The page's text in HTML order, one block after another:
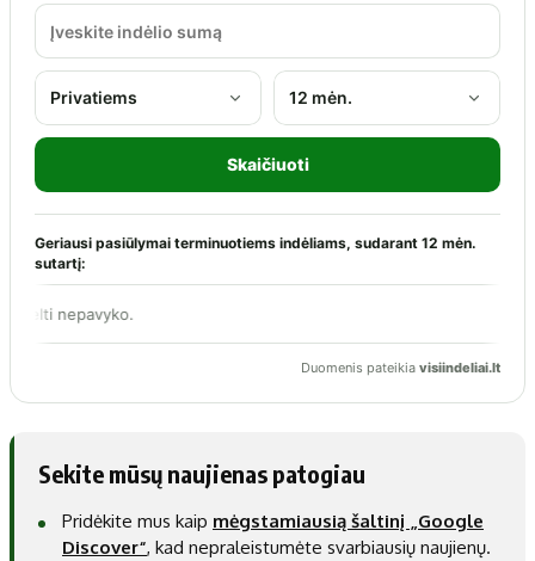
Sekite mūsų naujienas patogiau
Pridėkite mus kaip mėgstamiausią šaltinį „Google
Discover“, kad nepraleistumėte svarbiausių naujienų.